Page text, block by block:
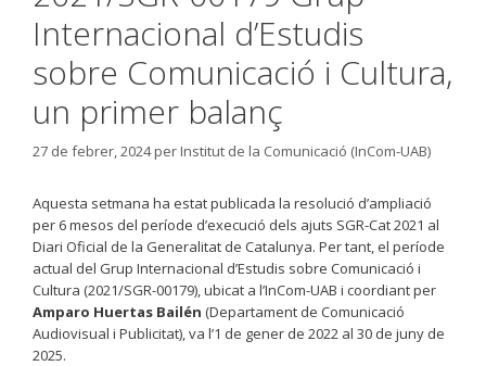
Internacional d’Estudis
sobre Comunicació i Cultura,
un primer balanç
27 de febrer, 2024perInstitut de la Comunicació (InCom-UAB)
Aquesta setmana ha estat publicada la resolució d’ampliació
per 6 mesos del període d’execució dels ajuts SGR-Cat 2021 al
Diari Oficial de la Generalitat de Catalunya. Per tant, el període
actual del Grup Internacional d’Estudis sobre Comunicació i
Cultura (2021/SGR-00179), ubicat a l’InCom-UAB i coordiant per
Amparo Huertas Bailén (Departament de Comunicació
Audiovisual i Publicitat), va l’1 de gener de 2022 al 30 de juny de
2025.